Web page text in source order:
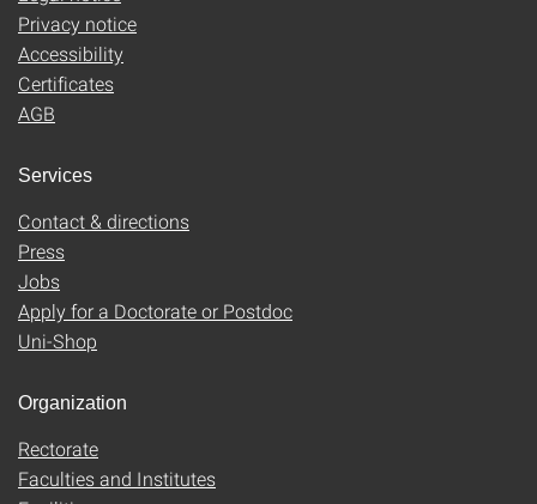
Privacy notice
Accessibility
Certificates
AGB
Services
Contact & directions
Press
Jobs
Apply for a Doctorate or Postdoc
Uni-Shop
Organization
Rectorate
Faculties and Institutes